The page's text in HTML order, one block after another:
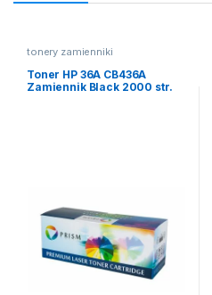
tonery zamienniki
Toner HP 36A CB436A
Zamiennik Black 2000 str.